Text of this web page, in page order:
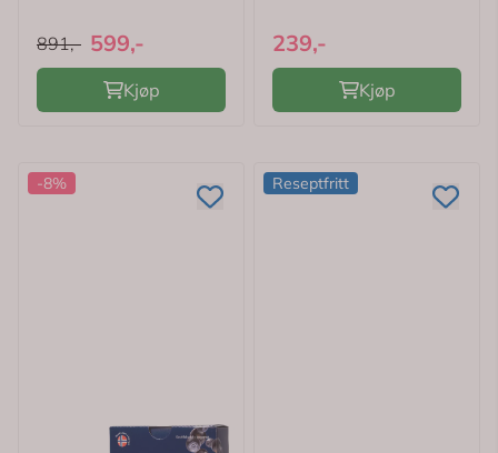
891,- 599,-
Kjøp
239,-
Kjøp
-8% Reseptfritt